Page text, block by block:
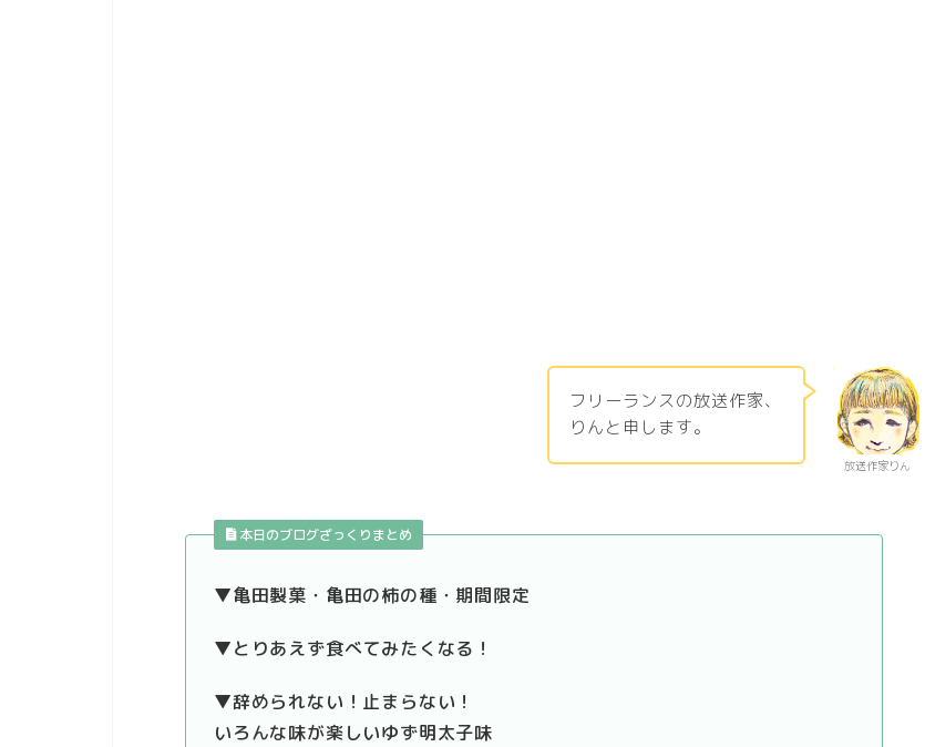
放送作家りん
フリーランスの放送作家、
りんと申します。
本日のブログざっくりまとめ
▼亀田製菓・亀田の柿の種・期間限定
▼とりあえず食べてみたくなる！
▼辞められない！止まらない！
いろんな味が楽しいゆず明太子味